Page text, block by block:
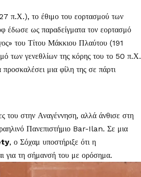
π.Χ.), το έθιμο του εορτασμού των
έδωσε ως παραδείγματα τον εορτασμό
του Τίτου Μάκκιου Πλαύτου (191
των γενεθλίων της κόρης του το 50 π.Χ.
μια φίλη της σε πάρτι
του στην Αναγέννηση, αλλά άνθισε στη
Πανεπιστήμιο Bar-Ilan. Σε μια
, ο Σόχαμ υποστήριξε ότι η
για τη σήμανσή του με ορόσημα.